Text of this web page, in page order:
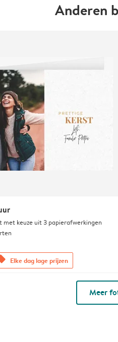
Anderen
met keuze uit 3 papierafwerkingen
Elke dag lage prijzen
Meer